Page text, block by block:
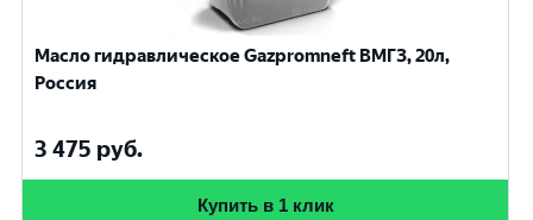
Масло гидравлическое Gazpromneft ВМГЗ, 20л,
Россия
3 475 руб.
Купить в 1 клик